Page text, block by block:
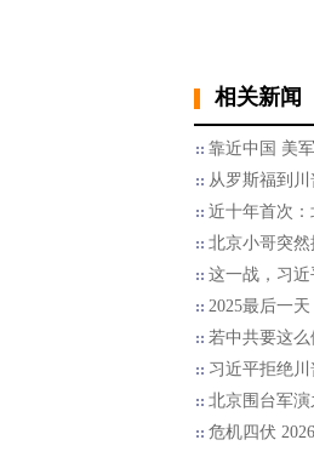
相关新闻
靠近中国 美
从罗斯福到
近十年首次：
北京小哥突然
这一战，习
2025最后一
若中共要这么
习近平拒绝川
北京围台军
危机四伏